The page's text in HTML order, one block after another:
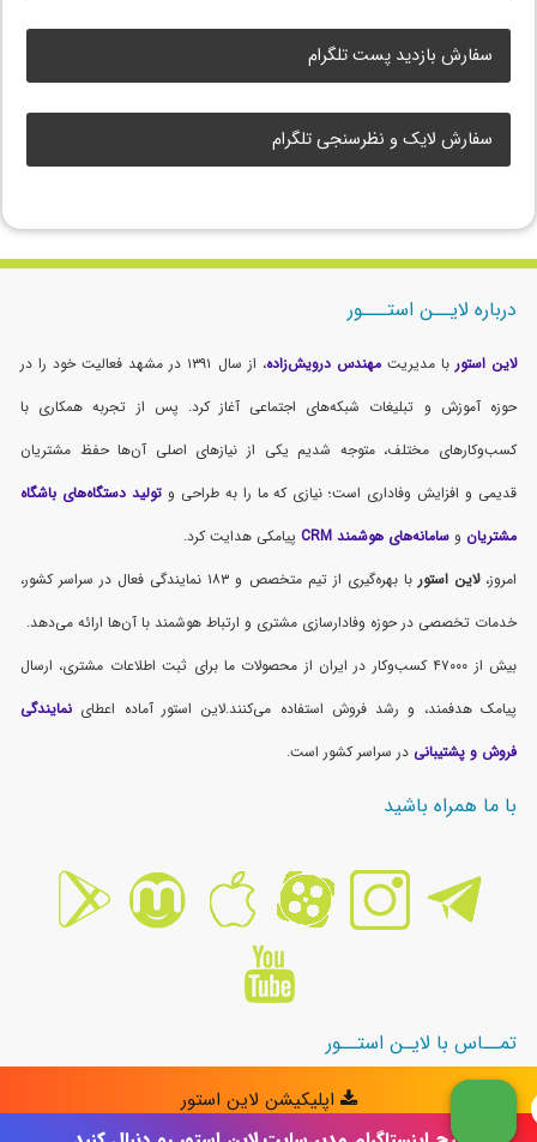
سفارش بازدید پست تلگرام
سفارش لایک و نظرسنجی تلگرام